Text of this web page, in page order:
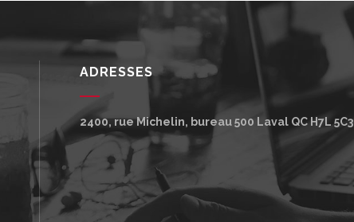
ADRESSES
2400, rue Michelin, bureau 500 Laval QCH7L 5C3